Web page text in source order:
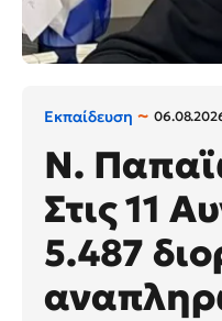
Εκπαίδευση
N.
Στις 11
5.487